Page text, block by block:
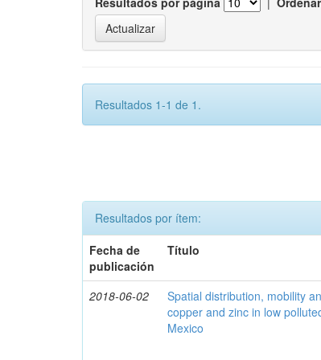
Resultados 1-1 de 1.
Resultados por ítem:
Fecha de
publicación
Título
2018-06-02
Spatial distribution, mobility
copper and zinc in low
Mexico